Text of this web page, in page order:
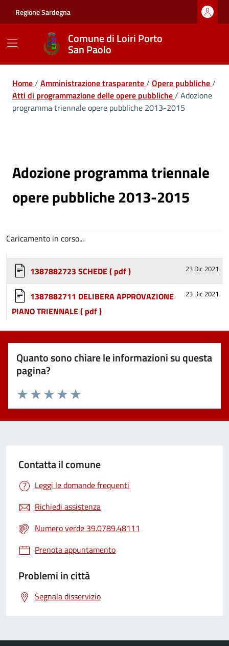
Regione Sardegna
Comune di Loiri Porto
San Paolo
Home/ Amministrazione trasparente/ Opere pubbliche/
Atti di programmazione delle opere pubbliche/ Adozione
programma triennale opere pubbliche 2013-2015
Adozione programma triennale
opere pubbliche 2013-2015
Caricamento in corso...
1387882723 SCHEDE( pdf ) 23 Dic 2021
1387882711 DELIBERA APPROVAZIONE
PIANO TRIENNALE( pdf )
23 Dic 2021
Quanto sono chiare le informazioni su questa
pagina?
Valuta 5 stelle su 5
Valuta 4 stelle su 5
Valuta 3 stelle su 5
Valuta 2 stelle su 5
Valuta 1 stelle su 5
Contatta il comune
Leggi le domande frequenti
Richiedi assistenza
Numero verde 39.0789.48111
Prenota appuntamento
Problemi in città
Segnala disservizio